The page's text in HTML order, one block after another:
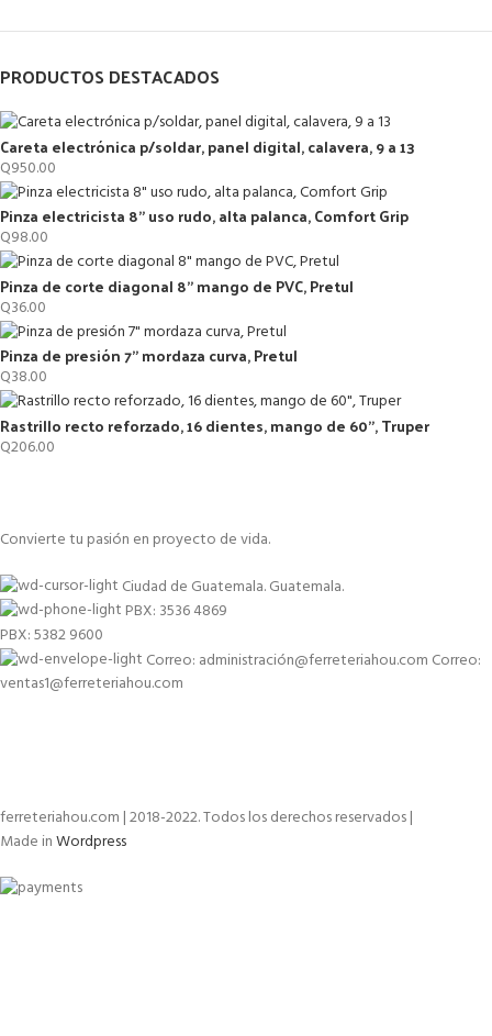
PRODUCTOS DESTACADOS
Careta electrónica p/soldar, panel digital, calavera, 9 a 13
Q950.00
Pinza electricista 8" uso rudo, alta palanca, Comfort Grip
Q98.00
Pinza de corte diagonal 8" mango de PVC, Pretul
Q36.00
Pinza de presión 7" mordaza curva, Pretul
Q38.00
Rastrillo recto reforzado, 16 dientes, mango de 60", Truper
Q206.00
Convierte tu pasión en proyecto de vida.
Ciudad de Guatemala. Guatemala.
PBX: 3536 4869
PBX: 5382 9600
Correo: administración@ferreteriahou.com Correo:
ventas1@ferreteriahou.com
ferreteriahou.com | 2018-2022. Todos los derechos reservados |
Made inWordpress